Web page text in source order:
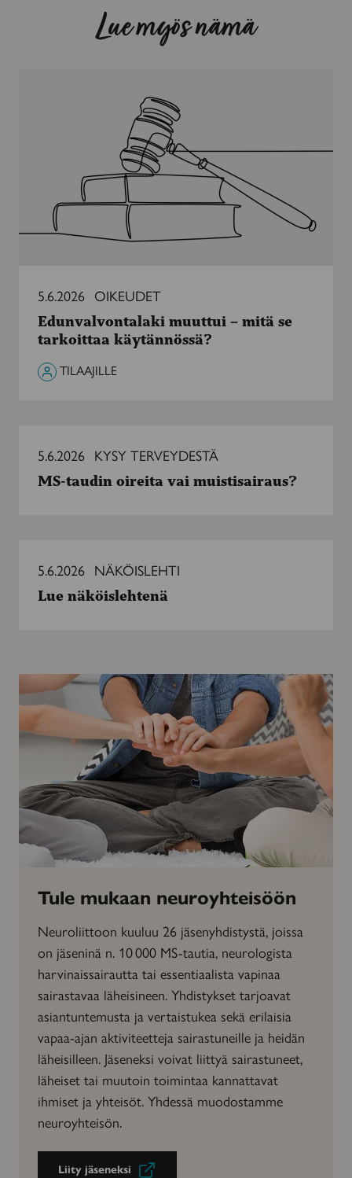
Lue myös nämä
käytännössä?
5.6.2026 OIKEUDET
Edunvalvontalaki muuttui – mitä se
tarkoittaa käytännössä?
TILAAJILLE
taudin
oireita
5.6.2026 KYSY TERVEYDESTÄ
MS-taudin oireita vai muistisairaus?
näköislehtenä
5.6.2026 NÄKÖISLEHTI
Lue näköislehtenä
Tule mukaan neuroyhteisöön
Neuroliittoon kuuluu 26 jäsenyhdistystä, joissa
on jäseninä n. 10 000 MS-tautia, neurologista
harvinaissairautta tai essentiaalista vapinaa
sairastavaa läheisineen. Yhdistykset tarjoavat
asiantuntemusta ja vertaistukea sekä erilaisia
vapaa-ajan aktiviteetteja sairastuneille ja heidän
läheisilleen. Jäseneksi voivat liittyä sairastuneet,
läheiset tai muutoin toimintaa kannattavat
ihmiset ja yhteisöt. Yhdessä muodostamme
neuroyhteisön.
Liity jäseneksi